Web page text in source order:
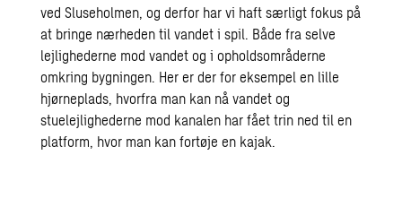
ved Sluseholmen, og derfor har vi haft særligt fokus på
at bringe nærheden til vandet i spil. Både fra selve
lejlighederne mod vandet og i opholdsområderne
omkring bygningen. Her er der for eksempel en lille
hjørneplads, hvorfra man kan nå vandet og
stuelejlighederne mod kanalen har fået trin ned til en
platform, hvor man kan fortøje en kajak.